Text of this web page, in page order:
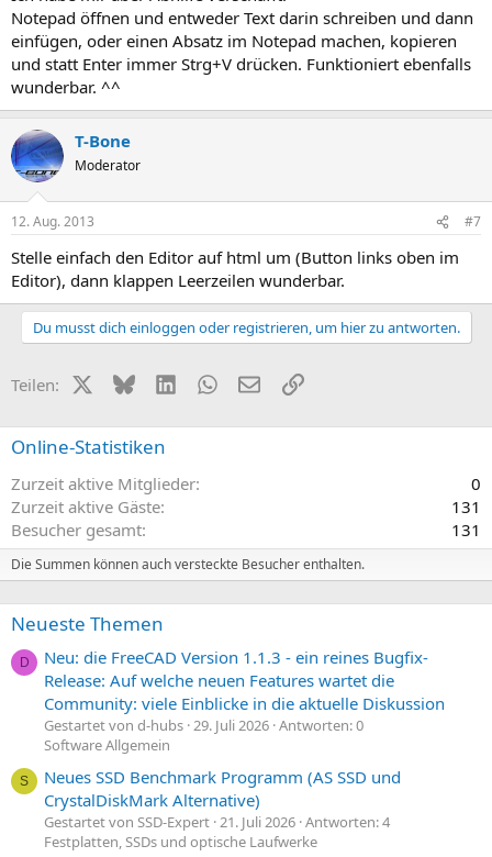
Notepad öffnen und entweder Text darin schreiben und dann
einfügen, oder einen Absatz im Notepad machen, kopieren
und statt Enter immer Strg+V drücken. Funktioniert ebenfalls
wunderbar. ^^
T-Bone
Moderator
12. Aug. 2013 #7
Stelle einfach den Editor auf html um (Button links oben im
Editor), dann klappen Leerzeilen wunderbar.
Du musst dich einloggen oder registrieren, um hier zu antworten.
Teilen: X (Twitter)
BlueskyLinkedInWhatsApp
E-MailLink
Online-Statistiken
Zurzeit aktive Mitglieder
0
Zurzeit aktive Gäste
131
Besucher gesamt
131
Die Summen können auch versteckte Besucher enthalten.
Neueste Themen
D
Neu: die FreeCAD Version 1.1.3 - ein reines Bugfix-
Release: Auf welche neuen Features wartet die
Community: viele Einblicke in die aktuelle Diskussion
Gestartet von d-hubs 29. Juli 2026 Antworten: 0
Software Allgemein
S
Neues SSD Benchmark Programm (AS SSD und
CrystalDiskMark Alternative)
Gestartet von SSD-Expert 21. Juli 2026 Antworten: 4
Festplatten, SSDs und optische Laufwerke